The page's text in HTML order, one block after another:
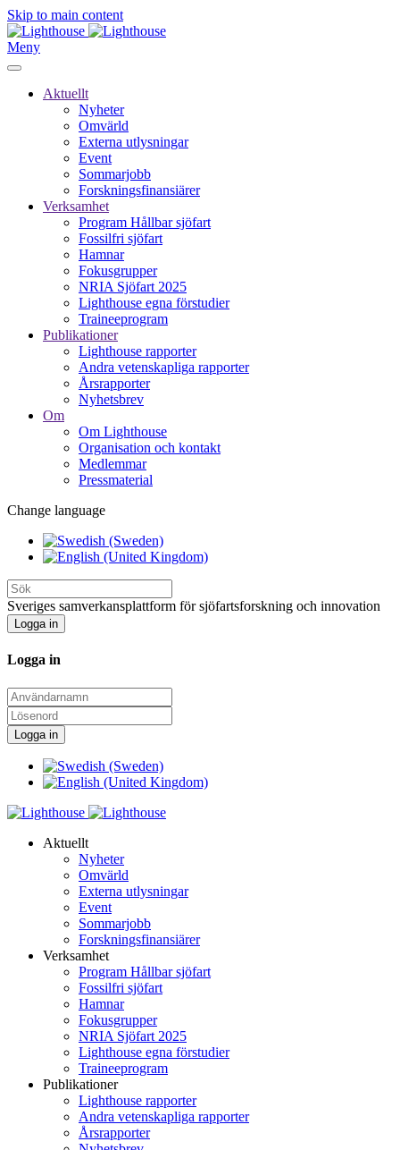
Skip to main content
Meny
Aktuellt
Nyheter
Omvärld
Externa utlysningar
Event
Sommarjobb
Forskningsfinansiärer
Verksamhet
Program Hållbar sjöfart
Fossilfri sjöfart
Hamnar
Fokusgrupper
NRIA Sjöfart 2025
Lighthouse egna förstudier
Traineeprogram
Publikationer
Lighthouse rapporter
Andra vetenskapliga rapporter
Årsrapporter
Nyhetsbrev
Om
Om Lighthouse
Organisation och kontakt
Medlemmar
Pressmaterial
Change language
Sveriges samverkansplattform för sjöfartsforskning och innovation
Logga in
Logga in
Logga in
Aktuellt
Nyheter
Omvärld
Externa utlysningar
Event
Sommarjobb
Forskningsfinansiärer
Verksamhet
Program Hållbar sjöfart
Fossilfri sjöfart
Hamnar
Fokusgrupper
NRIA Sjöfart 2025
Lighthouse egna förstudier
Traineeprogram
Publikationer
Lighthouse rapporter
Andra vetenskapliga rapporter
Årsrapporter